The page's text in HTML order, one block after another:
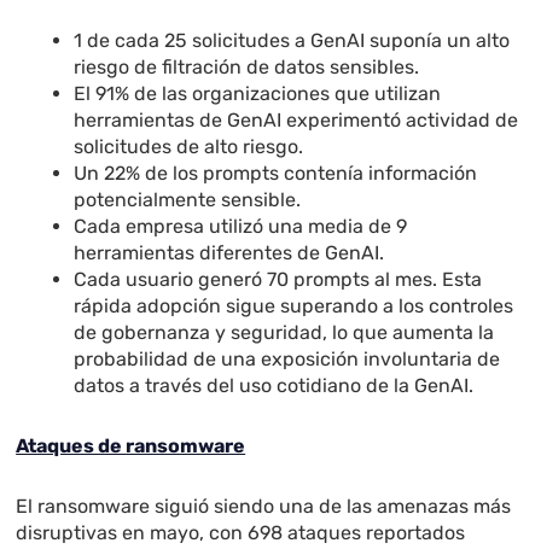
1 de cada 25 solicitudes a GenAI suponía un alto
riesgo de filtración de datos sensibles.
El 91% de las organizaciones que utilizan
herramientas de GenAI experimentó actividad de
solicitudes de alto riesgo.
Un 22% de los prompts contenía información
potencialmente sensible.
Cada empresa utilizó una media de 9
herramientas diferentes de GenAI.
Cada usuario generó 70 prompts al mes. Esta
rápida adopción sigue superando a los controles
de gobernanza y seguridad, lo que aumenta la
probabilidad de una exposición involuntaria de
datos a través del uso cotidiano de la GenAI.
Ataques de ransomware
El ransomware siguió siendo una de las amenazas más
disruptivas en mayo, con 698 ataques reportados